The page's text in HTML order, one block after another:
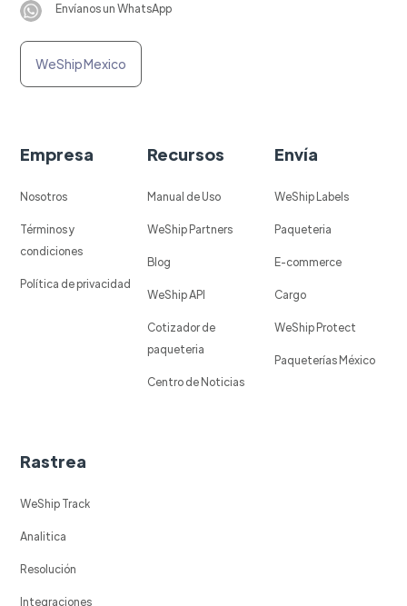
Envíanos un WhatsApp
WeShip Mexico
Empresa
Nosotros
Términos y
condiciones
Política de privacidad
Recursos
Manual de Uso
WeShip Partners
Blog
WeShip API
Cotizador de
paqueteria
Centro de Noticias
Envía
WeShip Labels
Paqueteria
E-commerce
Cargo
WeShip Protect
Paqueterías México
Rastrea
WeShip Track
Analitica
Resolución
Integraciones